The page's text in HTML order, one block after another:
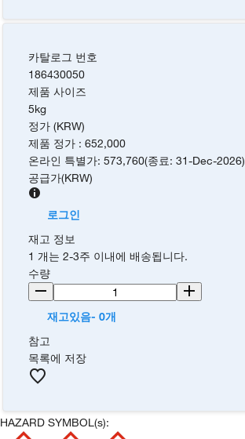
카탈로그 번호
186430050
제품 사이즈
5kg
정가 (KRW)
제품 정가 :652,000
온라인 특별가:573,760(종료:31-Dec-2026)
공급가(KRW)
로그인
재고 정보
1 개는 2-3주 이내에 배송됩니다.
수량
재고있음- 0개
참고
목록에 저장
HAZARD SYMBOL(s):